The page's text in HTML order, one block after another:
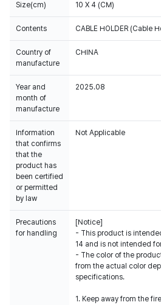
Size(cm) 10 X 4 (CM)
Contents CABLE HOLDER (Cable
Country of
manufacture
CHINA
Year and
month of
manufacture
2025.08
Information
that confirms
that the
product has
been certified
or permitted
by law
Not Applicable
Precautions
for handling
[Notice]
- This product is
14 and is not intended
- The color of the
from the actual color
specifications.
1. Keep away from the